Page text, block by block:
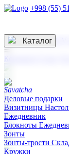
+998 (55)
3D гравировка
☰
Контакты
Каталог
Деловые подарки
Визитницы
Ежедневник
Блокноты
Зонты
Зонты-трости
Кружки